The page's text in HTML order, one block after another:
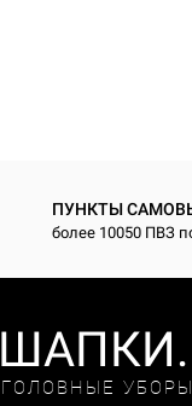
ПУНКТЫ
более 10050 ПВЗ
ГОЛОВНЫЕ УБОРЫ